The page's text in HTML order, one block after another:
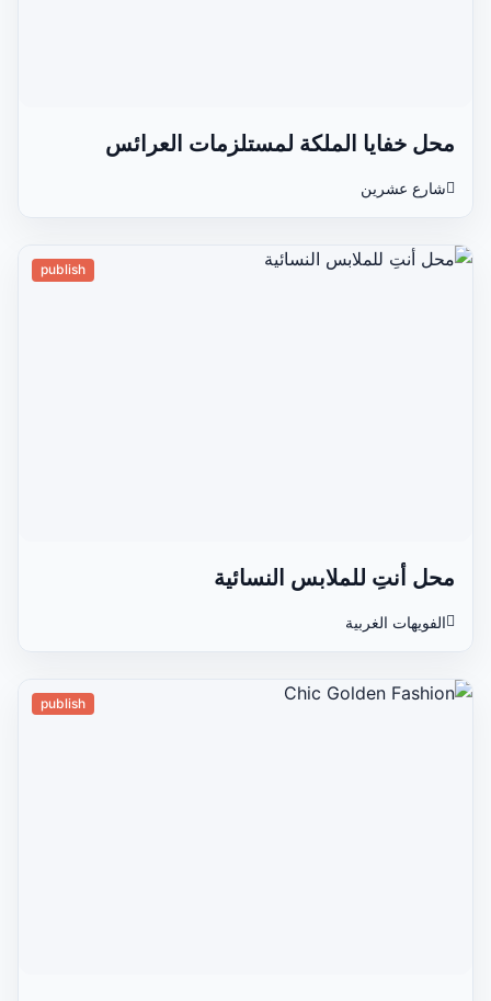
محل خفايا الملكة لمستلزمات العرائس
شارع عشرين
publish
محل أنتِ للملابس النسائية
الفويهات الغربية
publish